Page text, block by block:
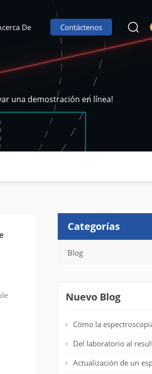
De Contáctenos
una demostración en línea!
Categorías
Blog
Nuevo Blog
Cómo la espectroscopia EPR de sobremesa mejora la detección de
Del laboratorio al resultado: EPR de escritorio para análisis de
Actualización de un espectrómetro EPR antiguo: prolongación de la